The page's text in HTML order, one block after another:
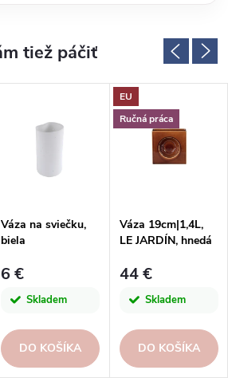
Váza na sviečku,
biela
6 €
Skladem
DO KOŠÍKA
EU
Ručná práca
Váza 19cm|1,4L,
LE JARDÍN, hnedá
Nova
44 €
Skladem
DO KOŠÍKA